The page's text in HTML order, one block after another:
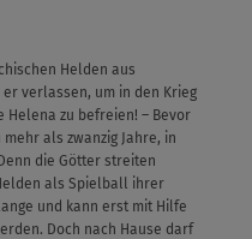
Helden aus
er verlassen, um in den Krieg
Helena zu befreien! – Bevor
als zwanzig Jahre, in
die Götter streiten
als Spielball ihrer
und kann erst mit Hilfe
Doch nach Hause darf